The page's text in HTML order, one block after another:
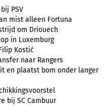
PSV
mist alleen Fortuna
om Driouech
in Luxemburg
Kostić
naar Rangers
en plaatst bom onder langer
bij SC Cambuur